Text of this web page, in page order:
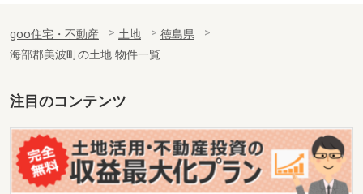
goo住宅・不動産 土地
徳島県
海部郡美波町の土地 物件一覧
注目のコンテンツ